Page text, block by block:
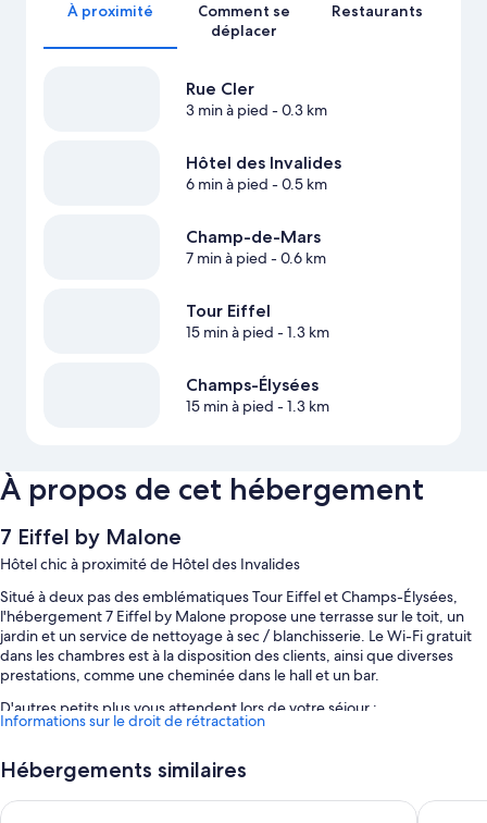
À proximité
Comment se
déplacer
Restaurants
Rue Cler
3 min à pied - 0.3 km
Hôtel des Invalides
6 min à pied - 0.5 km
Champ-de-Mars
7 min à pied - 0.6 km
Tour Eiffel
15 min à pied - 1.3 km
Champs-Élysées
15 min à pied - 1.3 km
À propos de cet hébergement
7 Eiffel by Malone
Hôtel chic à proximité de Hôtel des Invalides
Situé à deux pas des emblématiques Tour Eiffel et Champs-Élysées,
l'hébergement 7 Eiffel by Malone propose une terrasse sur le toit, un
jardin et un service de nettoyage à sec / blanchisserie. Le Wi-Fi gratuit
dans les chambres est à la disposition des clients, ainsi que diverses
prestations, comme une cheminée dans le hall et un bar.
D'autres petits plus vous attendent lors de votre séjour :
l'aéroport (en supplément) et journaux gratuits
Informations sur le droit de rétractation
Hébergements similaires
Hôtel de France Invalides